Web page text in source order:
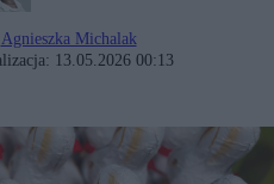
Agnieszka Michalak
13.05.2026 00:13